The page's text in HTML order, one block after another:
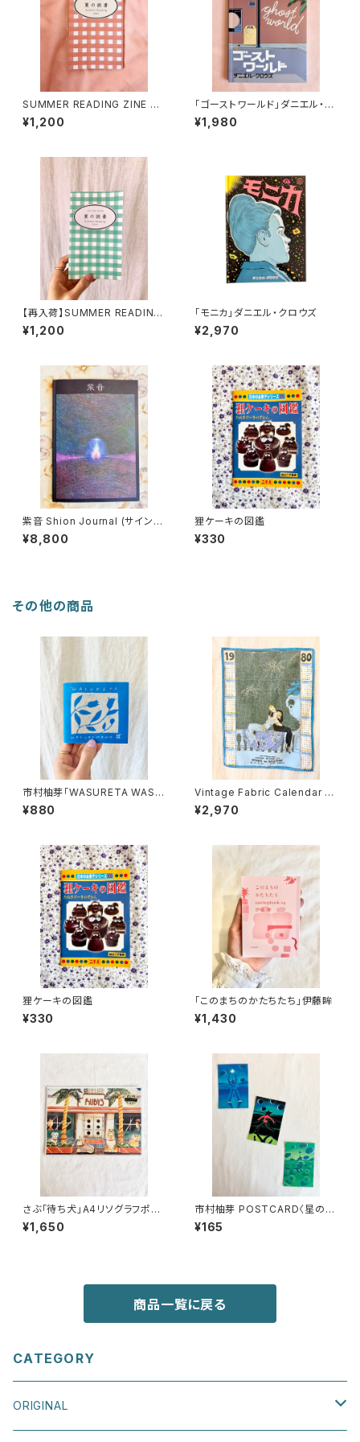
SUMMER READING ZINE 20
26
¥1,200
「ゴーストワールド」ダニエル・ク
ロウズ
¥1,980
【再入荷】SUMMER READING
ZINE 2025
¥1,200
「モニカ」ダニエル・クロウズ
¥2,970
紫音 Shion Journal (サイン
本)
¥8,800
狸ケーキの図鑑
¥330
その他の商品
市村柚芽「WASURETA WASU
REMONOⅢ」(サイン本)
¥880
Vintage Fabric Calendar 19
80
¥2,970
狸ケーキの図鑑
¥330
「このまちのかたちたち」伊藤眸
¥1,430
さぶ「待ち犬」A4リソグラフポス
ター
¥1,650
市村柚芽 POSTCARD〈星の散
歩〉
¥165
商品一覧に戻る
CATEGORY
ORIGINAL